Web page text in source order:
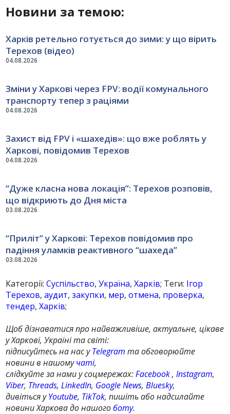
Новини за темою:
04.08.2026
Харків ретельно готується до зими: у що вірить
Терехов (відео)
04.08.2026
Зміни у Харкові через FPV: водії комунального
транспорту тепер з раціями
04.08.2026
Захист від FPV і «шахедів»: що вже роблять у
Харкові, повідомив Терехов
03.08.2026
“Дуже класна нова локація”: Терехов розповів,
що відкриють до Дня міста
03.08.2026
“Приліт” у Харкові: Терехов повідомив про
падіння уламків реактивного “шахеда”
Категорії:Суспільство,Україна,Харків; Теги: Ігор
Терехов,аудит,закупки, мер,отмена, проверка,
тендер,Харків;
Щоб дізнаватися про найважливіше, актуальне, цікаве
у Харкові, Україні та світі:
підписуйтесь на нас уTelegram та обговорюйте
новини в нашомучаті,
слідкуйте за нами у соцмережах:Facebook,Instagram,
Viber, Threads,LinkedIn, Google News,Bluesky,
дивіться уYoutube, TikTok, пишіть або надсилайте
новини Харкова до нашогоботу.